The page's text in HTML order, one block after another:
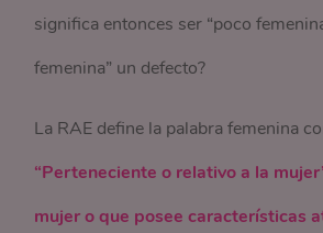
significa entonces ser “poco
femenina” un defecto?
La RAE define la palabra femenina
“Perteneciente o relativo a la
mujer o que posee características